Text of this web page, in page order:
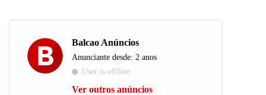
Balcao Anúncios
Anunciante desde: 2 anos
User is offline
Ver outros anúncios